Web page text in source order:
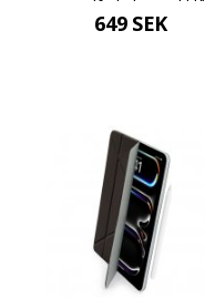
Originalfodral - Mörkblå
649 SEK